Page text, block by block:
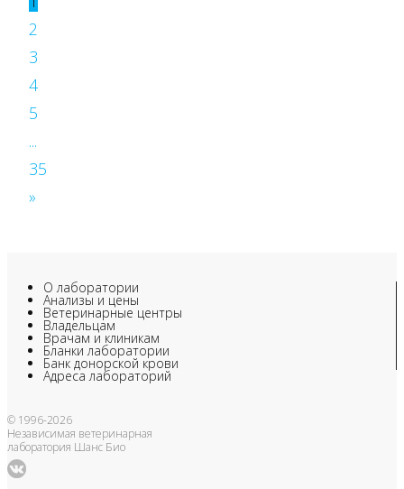
2
3
4
5
...
35
»
О лаборатории
Анализы и цены
Ветеринарные центры
Владельцам
Врачам и клиникам
Бланки лаборатории
Банк донорской крови
Адреса лабораторий
© 1996-2026
Независимая ветеринарная
лаборатория Шанс Био